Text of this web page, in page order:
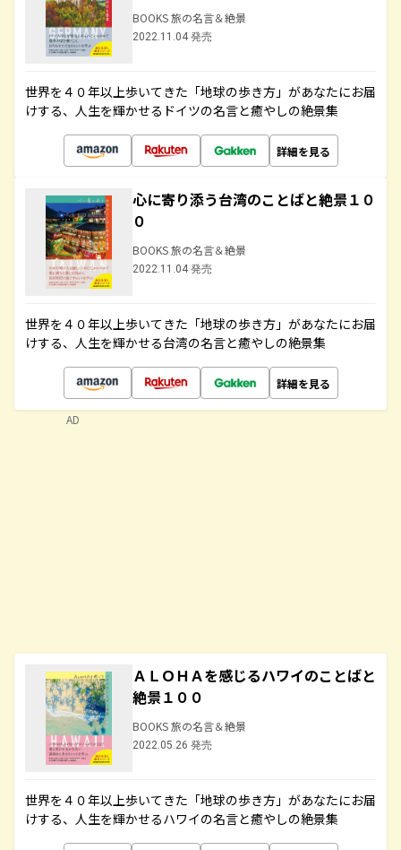
BOOKS 旅の名言＆絶景
2022.11.04 発売
世界を４０年以上歩いてきた「地球の歩き方」があなたにお届
けする、人生を輝かせるドイツの名言と癒やしの絶景集
詳細を見る
心に寄り添う台湾のことばと絶景１０
０
BOOKS 旅の名言＆絶景
2022.11.04 発売
世界を４０年以上歩いてきた「地球の歩き方」があなたにお届
けする、人生を輝かせる台湾の名言と癒やしの絶景集
詳細を見る
ＡＬＯＨＡを感じるハワイのことばと
絶景１００
BOOKS 旅の名言＆絶景
2022.05.26 発売
世界を４０年以上歩いてきた「地球の歩き方」があなたにお届
けする、人生を輝かせるハワイの名言と癒やしの絶景集
AD